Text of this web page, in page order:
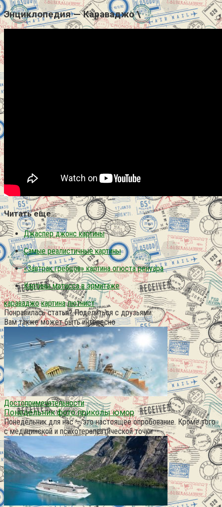
Энциклопедия — Караваджо \
Читать еще…
Джаспер джонс картины
Самые реалистичные картины
«Завтрак гребцов» картина огюста ренуара
Картины матисса в эрмитаже
караваджо картина лютнист
Понравилась статья? Поделиться с друзьями:
Вам также может быть интересно
Достопримечательности
Понедельник фото приколы юмор
Понедельник для нас — это настоящее опробование. Кроме того
с медицинской и психотерапевтической точки